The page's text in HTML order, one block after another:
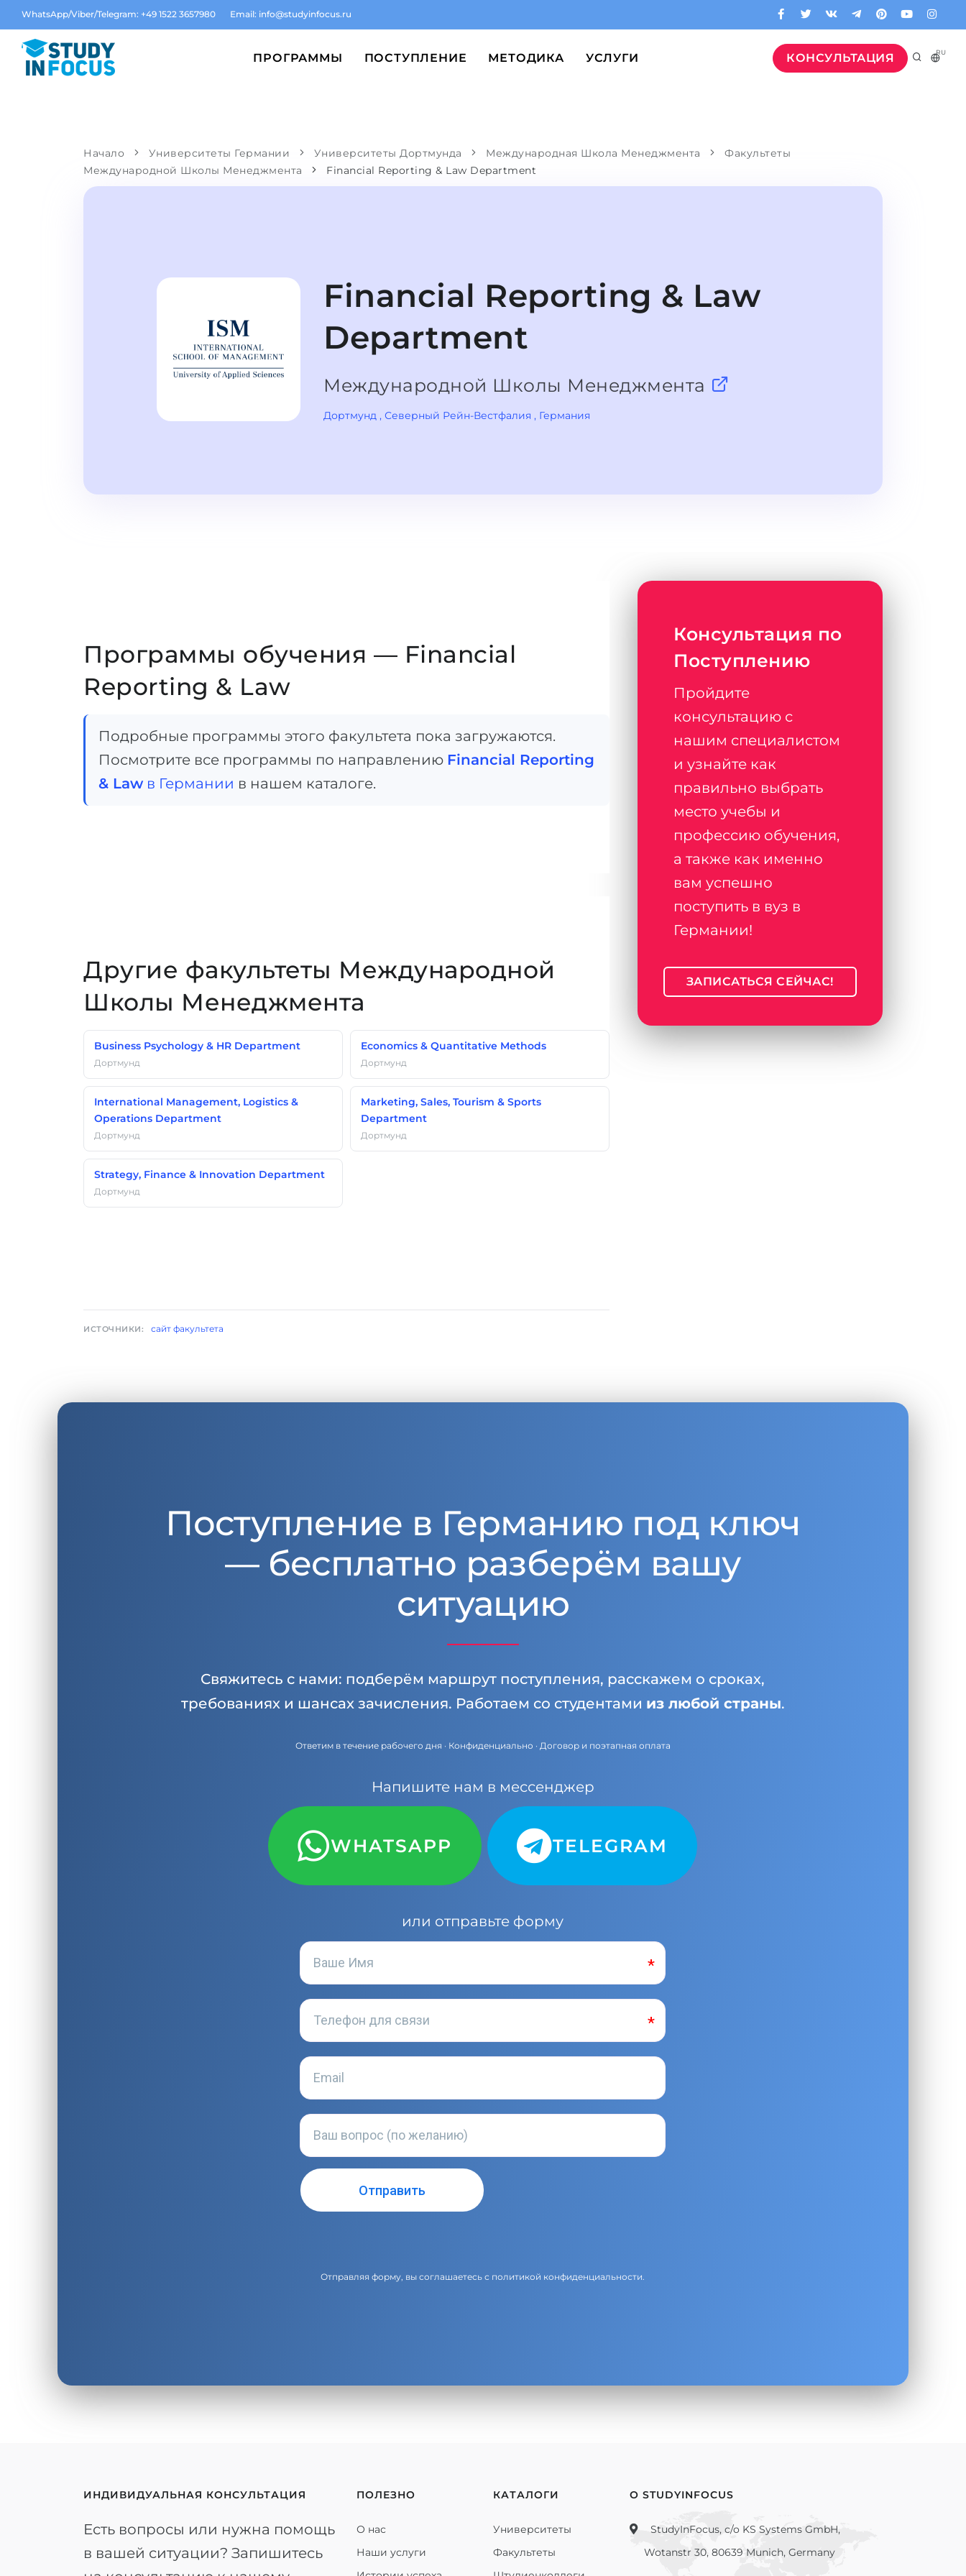
WhatsApp/Viber/Telegram: +49 1522 3657980 Email: info@studyinfocus.ru
КОНСУЛЬТАЦИЯ RU
ПРОГРАММЫ ПОСТУПЛЕНИЕ МЕТОДИКА УСЛУГИ
Начало Университеты Германии Университеты Дортмунда Международная Школа Менеджмента
Факультеты
Международной Школы Менеджмента
Financial Reporting & Law Department
Financial Reporting & Law
Department
Международной Школы Менеджмента
Дортмунд , Северный Рейн-Вестфалия , Германия
Программы обучения — Financial
Reporting & Law
Подробные программы этого факультета пока загружаются.
Посмотрите все программы по направлению Financial Reporting
& Lawв Германии в нашем каталоге.
Другие факультеты Международной
Школы Менеджмента
Business Psychology & HR Department
Дортмунд
Economics & Quantitative Methods
Дортмунд
International Management, Logistics &
Operations Department
Дортмунд
Marketing, Sales, Tourism & Sports
Department
Дортмунд
Strategy, Finance & Innovation Department
Дортмунд
ИСТОЧНИКИ: сайт факультета
Консультация по
Поступлению
Пройдите
консультацию с
нашим специалистом
и узнайте как
правильно выбрать
место учебы и
профессию обучения,
а также как именно
вам успешно
поступить в вуз в
Германии!
ЗАПИСАТЬСЯ СЕЙЧАС!
Поступление в Германию под ключ
— бесплатно разберём вашу
ситуацию
Свяжитесь с нами: подберём маршрут поступления, расскажем о сроках,
требованиях и шансах зачисления. Работаем со студентами из любой страны.
Ответим в течение рабочего дня · Конфиденциально · Договор и поэтапная оплата
Напишите нам в мессенджер
WHATSAPP TELEGRAM
или отправьте форму
Отправляя форму, вы соглашаетесь с политикой конфиденциальности.
ИНДИВИДУАЛЬНАЯ КОНСУЛЬТАЦИЯ
Есть вопросы или нужна помощь
в вашей ситуации? Запишитесь
ПОЛЕЗНО
О нас
Наши услуги
КАТАЛОГИ
Университеты
Факультеты
О STUDYINFOCUS
StudyInFocus, c/o KS Systems GmbH,
Wotanstr 30, 80639 Munich, Germany